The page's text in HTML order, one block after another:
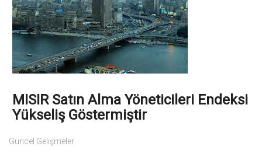
MISIR Satın Alma Yöneticileri Endeksi
Yükseliş Göstermiştir
Güncel Gelişmeler